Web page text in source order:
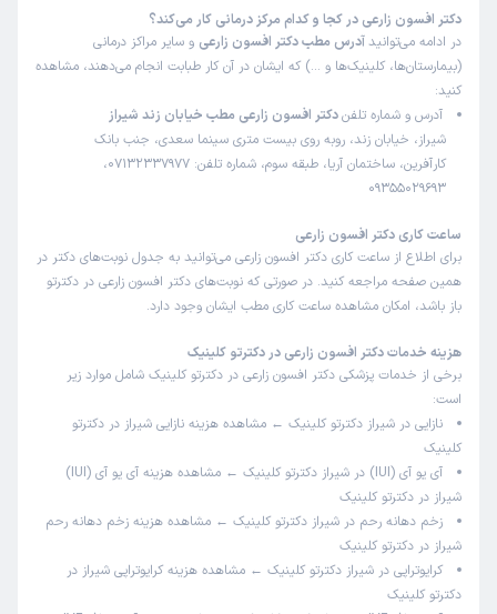
یاسمین
نوبت مطب از دکترتو
این پزشک را پیشنهاد نمیکنم
زمان انتظار: بیش از 90 دقیقه
انتظار خیلی طولانی رفتن برق و هوای خیلی گرم
کاربر دکترتو
نوبت مطب از دکترتو
خوب
علت مراجعه: درمان و جراحی فتق (هرنی) با روش لاپاراسکوپی
کاربر دکترتو
این پزشک را پیشنهاد نمیکنم
زمان انتظار:0-15 دقیقه
دکتر افسون زارعی در کجا و کدام مرکز درمانی کار می‌کند؟
در ادامه می‌توانید آدرس مطب دکتر افسون زارعی و سایر مراکز درمانی
(بیمارستان‌ها، کلینیک‌ها و …) که ایشان در آن کار طبابت انجام می‌دهند، مشاهده
کنید:
آدرس و شماره تلفندکتر افسون زارعی مطب خیابان زند شیراز
شیراز، خیابان زند، روبه روی بیست متری سینما سعدی، جنب بانک
کارآفرین، ساختمان آریا، طبقه سوم، شماره تلفن: 07132337977،
09355029693
ساعت کاری دکتر افسون زارعی
برای اطلاع از ساعت کاری دکتر افسون زارعی می‌توانید به جدول نوبت‌های دکتر در
همین صفحه مراجعه کنید. در صورتی که نوبت‌های دکتر افسون زارعی در دکترتو
باز باشد، امکان مشاهده ساعت کاری مطب ایشان وجود دارد.
هزینه خدمات دکتر افسون زارعی در دکترتو کلینیک
برخی از خدمات پزشکی دکتر افسون زارعی در دکترتو کلینیک شامل موارد زیر
است:
نازایی در شیراز دکترتو کلینیک ← مشاهده هزینه نازایی شیراز در دکترتو
کلینیک
آی یو آی (IUI) در شیراز دکترتو کلینیک ← مشاهده
هزینه آی یو آی (IUI)
شیراز در دکترتو کلینیک
زخم دهانه رحم در شیراز دکترتو کلینیک ← مشاهده هزینه زخم دهانه رحم
شیراز در دکترتو کلینیک
کرایوتراپی در شیراز دکترتو کلینیک ← مشاهده هزینه کرایوتراپی شیراز در
دکترتو کلینیک